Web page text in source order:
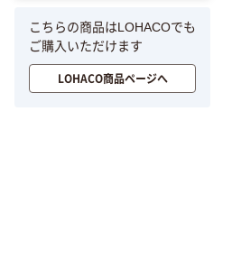
こちらの商品はLOHACOでも
ご購入いただけます
LOHACO商品ページへ